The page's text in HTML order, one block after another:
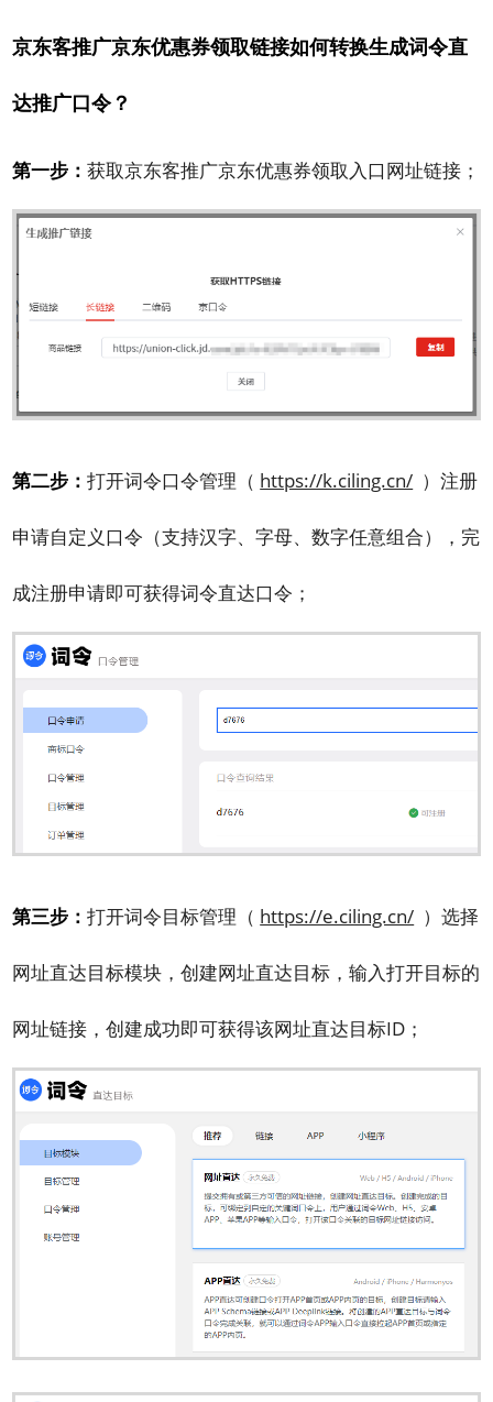
京东客推广京东优惠券领取链接如何转换生成词令直
达推广口令？
第一步：获取京东客推广京东优惠券领取入口网址链接；
第二步：打开词令口令管理（ https://k.ciling.cn/ ）注册
申请自定义口令（支持汉字、字母、数字任意组合），完
成注册申请即可获得词令直达口令；
第三步：打开词令目标管理（ https://e.ciling.cn/ ）选择
网址直达目标模块，创建网址直达目标，输入打开目标的
网址链接，创建成功即可获得该网址直达目标ID；